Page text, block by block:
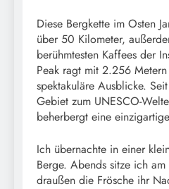
Diese Bergkette im Osten
über 50 Kilometer,
berühmtesten Kaffees der
Peak ragt mit 2.256
spektakuläre Ausblicke.
Gebiet zum UNESCO-
beherbergt eine
Ich übernachte in einer
Berge. Abends sitze ich
draußen die Frösche ihr